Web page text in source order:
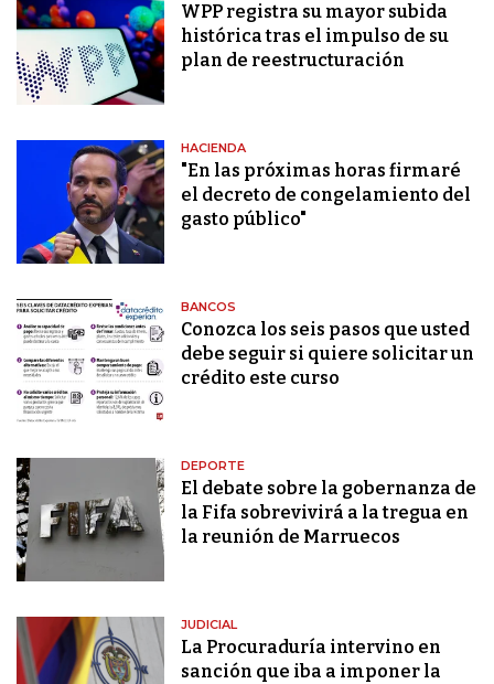
WPP registra su mayor subida
histórica tras el impulso de su
plan de reestructuración
HACIENDA
"En las próximas horas firmaré
el decreto de congelamiento del
gasto público"
BANCOS
Conozca los seis pasos que usted
debe seguir si quiere solicitar un
crédito este curso
DEPORTE
El debate sobre la gobernanza de
la Fifa sobrevivirá a la tregua en
la reunión de Marruecos
JUDICIAL
La Procuraduría intervino en
sanción que iba a imponer la